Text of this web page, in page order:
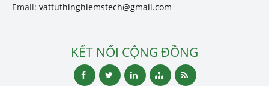
Email: vattuthinghiemstech@gmail.com
KẾT NỐI CỘNG ĐỒNG